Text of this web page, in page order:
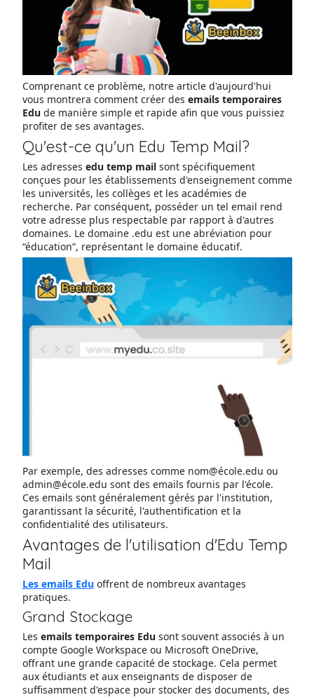
Comprenant ce problème, notre article d'aujourd'hui
vous montrera comment créer des emails temporaires
Edude manière simple et rapide afin que vous puissiez
profiter de ses avantages.
Qu'est-ce qu'un Edu Temp Mail?
Les adresses edu temp mailsont spécifiquement
conçues pour les établissements d'enseignement comme
les universités, les collèges et les académies de
recherche. Par conséquent, posséder un tel email rend
votre adresse plus respectable par rapport à d'autres
domaines. Le domaine .edu est une abréviation pour
“éducation”, représentant le domaine éducatif.
Par exemple, des adresses comme nom@école.edu ou
admin@école.edu sont des emails fournis par l'école.
Ces emails sont généralement gérés par l'institution,
garantissant la sécurité, l'authentification et la
confidentialité des utilisateurs.
Avantages de l'utilisation d'Edu Temp
Mail
Les emails Eduoffrent de nombreux avantages
pratiques.
Grand Stockage
Les emails temporaires Edusont souvent associés à un
compte Google Workspace ou Microsoft OneDrive,
offrant une grande capacité de stockage. Cela permet
aux étudiants et aux enseignants de disposer de
suffisamment d'espace pour stocker des documents, des